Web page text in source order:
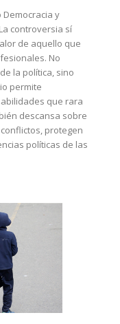
y
controversia sí
de aquello que
No
la política, sino
permite
que rara
descansa sobre
protegen
políticas de las